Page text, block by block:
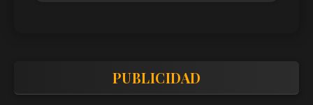
PUBLICIDAD